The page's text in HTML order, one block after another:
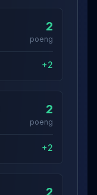
2
poeng
+2
2
poeng
+2
2